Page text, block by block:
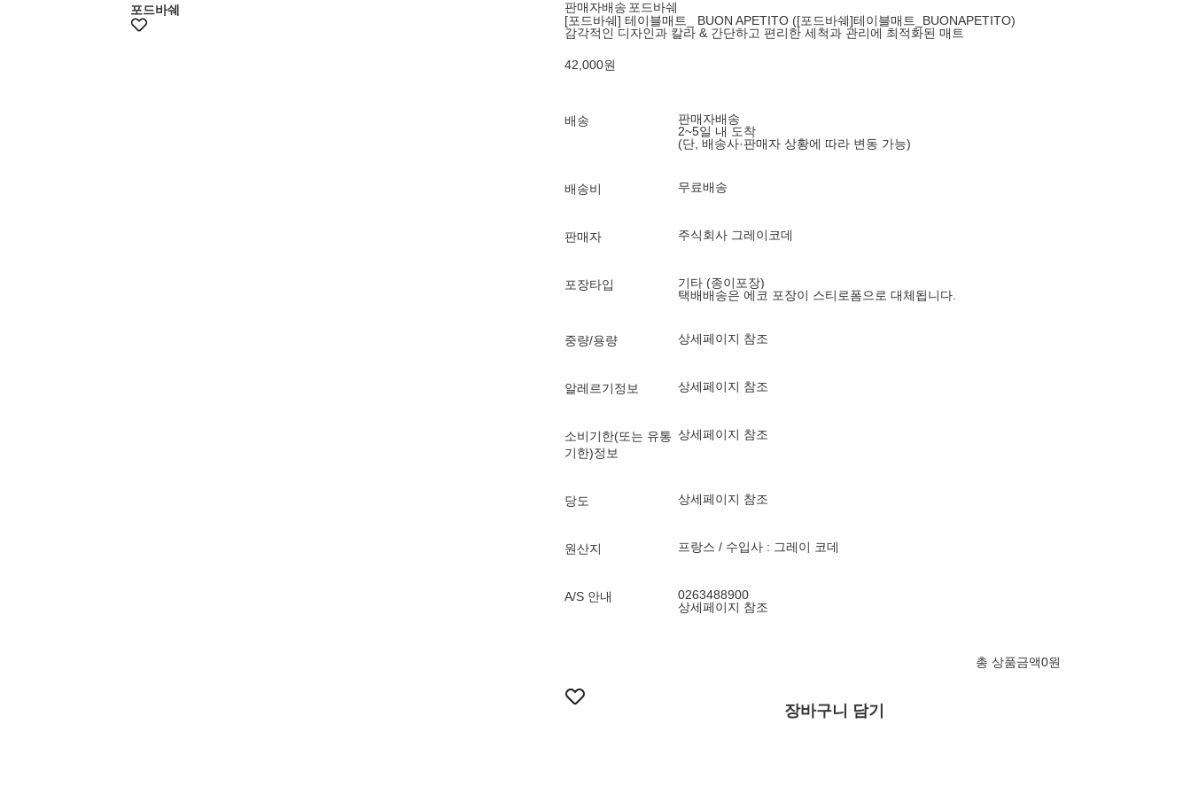
포드바쉐 판매자배송 포드바쉐
[포드바쉐] 테이블매트_ BUON APETITO ([포드바쉐]테이블매트_BUONAPETITO)
감각적인 디자인과 칼라 & 간단하고 편리한 세척과 관리에 최적화된 매트
42,000원
배송
판매자배송
2~5일 내 도착
(단, 배송사·판매자 상황에 따라 변동 가능)
배송비 무료배송
판매자 주식회사 그레이코데
포장타입
기타 (종이포장)
택배배송은 에코 포장이 스티로폼으로 대체됩니다.
중량/용량 상세페이지 참조
알레르기정보 상세페이지 참조
소비기한(또는 유통
기한)정보
상세페이지 참조
당도 상세페이지 참조
원산지 프랑스 / 수입사 : 그레이 코데
A/S 안내
0263488900
상세페이지 참조
총 상품금액0원
장바구니 담기